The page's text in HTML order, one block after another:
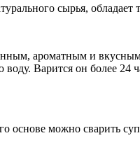
сырья,
ароматным и
воду. Варится он более 24
можно сварить